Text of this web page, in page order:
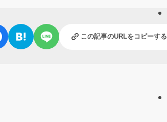
この記事のURLをコピーする